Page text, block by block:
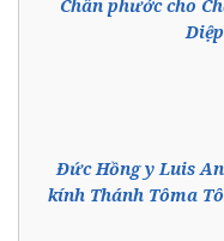
Chân phước cho
Đức Hồng y Luis
kính Thánh Tôma